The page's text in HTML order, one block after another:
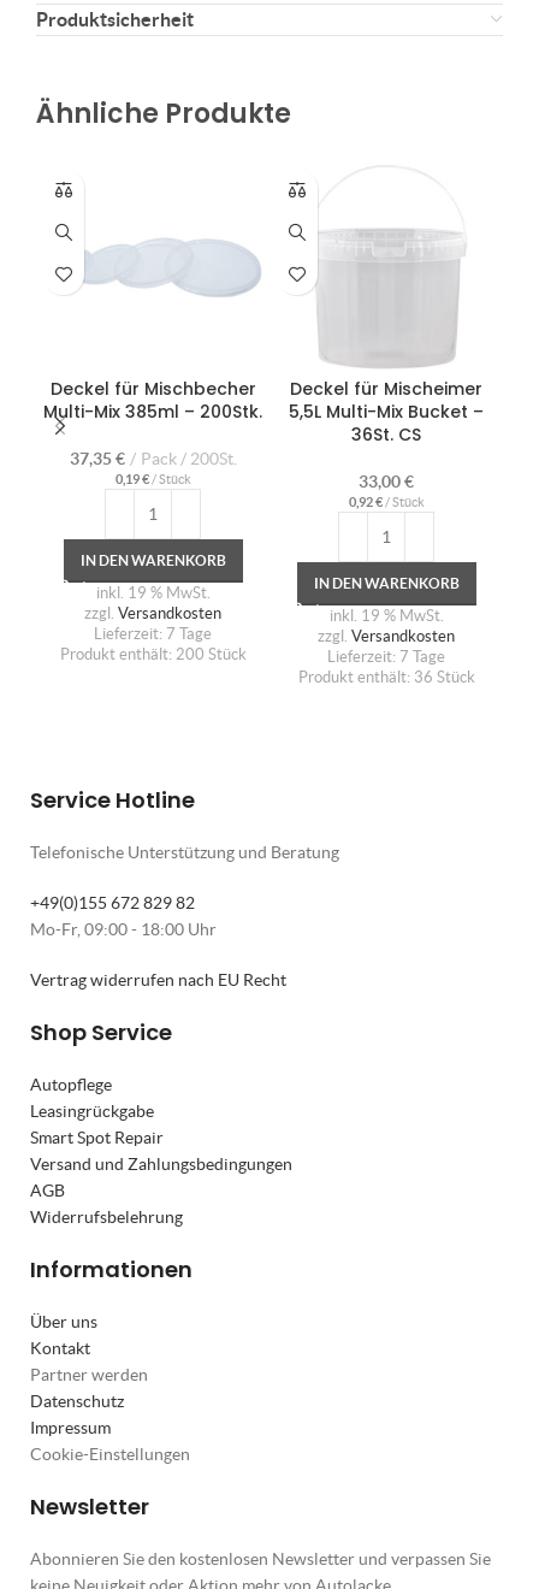
Produktsicherheit
Ähnliche Produkte
Deckel für Mischbecher
Multi-Mix 385ml – 200Stk.
37,35€ Pack / 200St.
0,19€/Stück
IN DEN WARENKORB
inkl. 19 % MwSt.
zzgl. Versandkosten
Lieferzeit: 7 Tage
Produkt enthält: 200 Stück
Deckel für Mischeimer
5,5L Multi-Mix Bucket –
36St. CS
33,00€
0,92€/Stück
IN DEN WARENKORB
inkl. 19 % MwSt.
zzgl. Versandkosten
Lieferzeit: 7 Tage
Produkt enthält: 36 Stück
Service Hotline
Telefonische Unterstützung und Beratung
+49(0)155 672 829 82
Mo-Fr, 09:00 - 18:00 Uhr
Vertrag widerrufen nach EU Recht
Shop Service
Autopflege
Leasingrückgabe
Smart Spot Repair
Versand und Zahlungsbedingungen
AGB
Widerrufsbelehrung
Informationen
Über uns
Kontakt
Partner werden
Datenschutz
Impressum
Cookie-Einstellungen
Newsletter
Abonnieren Sie den kostenlosen Newsletter und verpassen Sie